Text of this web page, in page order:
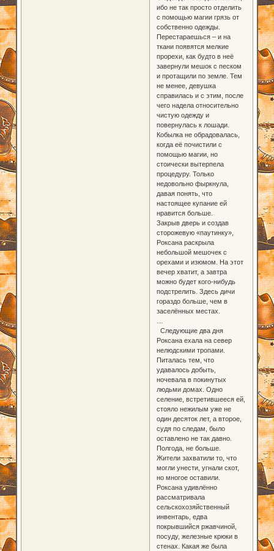
ибо не так просто отделить
с помощью магии грязь от
собственно одежды.
Перестараешься – и на
ткани появятся мелкие
прорехи, как будто в неё
завернули мешок с песком
и протащили по земле. Тем
не менее, девушка
справилась и с этим, после
чего надела относительно
чистую одежду и
повернулась к лошади.
Кобылка не обрадовалась,
когда её почистили с
помощью магии, но
стоически вытерпела
процедуру. Только
недовольно фыркнула,
давая понять, что
настоящее купание ей
нравится больше.
Закрыв дверь и создав
сторожевую «паутинку»,
Роксана раскрыла
небольшой мешочек с
орехами и изюмом. На этот
вечер хватит, а завтра
можно будет кого-нибудь
подстрелить. Здесь дичи
гораздо больше, чем в
заселённых местах.
Следующие два дня
Роксана ехала на север
нелюдскими тропами.
Питалась тем, что
удавалось добыть,
ночевала в покинутых
людьми домах. Одно
селение, встретившееся ей,
стояло нежилым уже не
один десяток лет, а второе,
судя по следам, было
оставлено не так давно.
Полгода, не больше.
Жители захватили то, что
могли унести, угнали скот,
но многое оставили.
Роксана удивлённо
рассматривала
сельскохозяйственный
инвентарь, едва
покрывшийся ржавчиной,
посуду, железные крюки в
стенах. Какая же была